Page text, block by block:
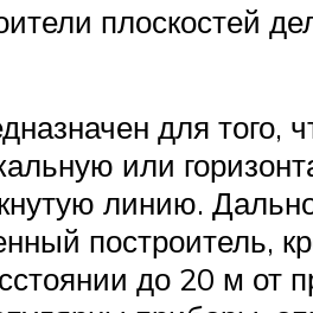
плоскостей
для того,
или
линию.
построитель,
до 20 м от